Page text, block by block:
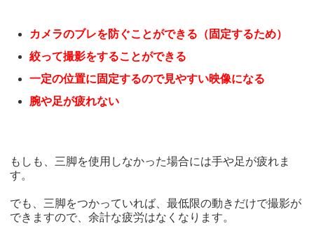
カメラのブレを防ぐことができる（固定するため）
絞って撮影をすることができる
一定の位置に固定するので見やすい映像になる
腕や足が疲れない
もしも、三脚を使用しなかった場合には手や足が疲れま
す。
でも、三脚をつかっていれば、最低限の動きだけで撮影が
できますので、余計な疲労はなくなります。